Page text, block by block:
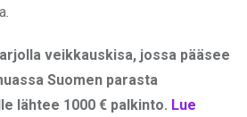
veikkauskisa, jossa pääsee
Suomen parasta
lähtee 1000 € palkinto. Lue